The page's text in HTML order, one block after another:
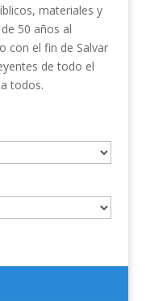
materiales y
50 años al
con el fin de Salvar
de todo el
todos.